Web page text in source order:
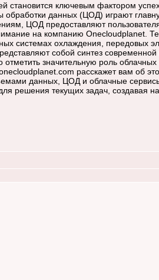
становится ключевым фактором
данных (ЦОД) играют
ЦОД предоставляют
на компанию Onecloudplanet.
системах охлаждения, передовых
собой синтез
значительную роль
расскажет вам об
данных, ЦОД и облачные
решения текущих задач, создавая